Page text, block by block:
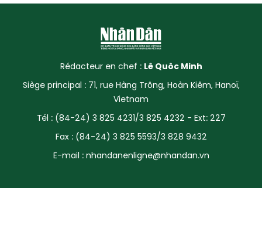
Rédacteur en chef : Lê Quôc Minh
Siège principal : 71, rue Hàng Trông, Hoàn Kiêm, Hanoï,
Vietnam
Tél : (84-24) 3 825 4231/3 825 4232 - Ext: 227
Fax : (84-24) 3 825 5593/3 828 9432
E-mail : nhandanenligne@nhandan.vn